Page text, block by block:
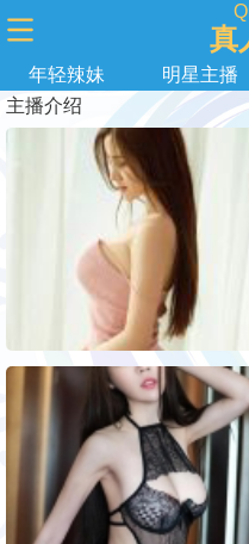
真
年轻辣妹 明星主播
主播介绍